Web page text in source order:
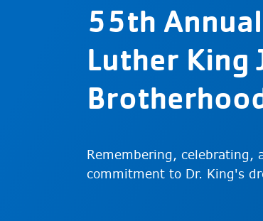
55th
Luther King
Remembering, celebrating,
commitment to Dr. King's